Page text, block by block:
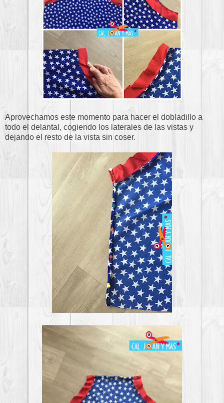
Aprovechamos este momento para hacer el dobladillo a
todo el delantal, cogiendo los laterales de las vistas y
dejando el resto de la vista sin coser.